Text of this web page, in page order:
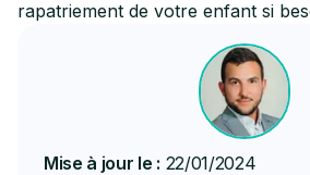
rapatriement de votre enfant si
Mise à jour le : 22/01/2024